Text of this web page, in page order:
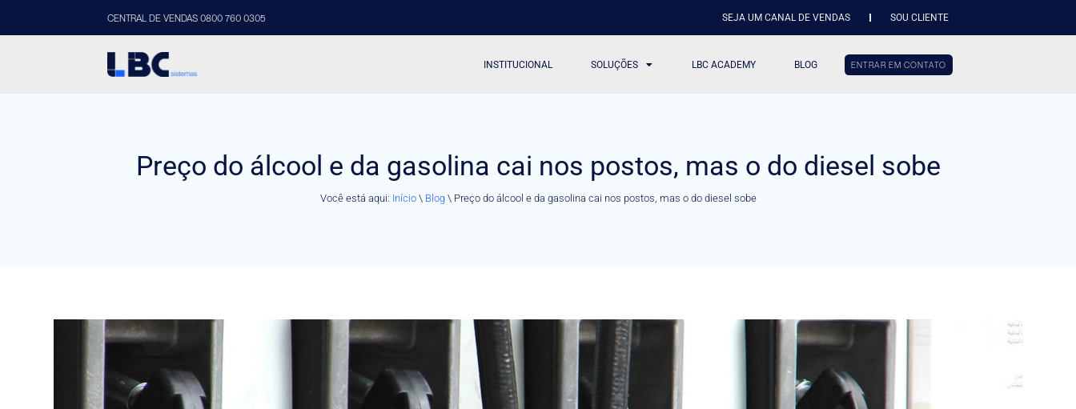
CENTRAL DE VENDAS 0800 760 0305 SEJA UM CANAL DE VENDAS SOU CLIENTE
INSTITUCIONAL SOLUÇÕES LBC ACADEMY BLOG ENTRAR EM CONTATO
Preço do álcool e da gasolina cai nos postos, mas o do diesel sobe
Você está aqui: Início\ Blog\ Preço do álcool e da gasolina cai nos postos, mas o do diesel sobe